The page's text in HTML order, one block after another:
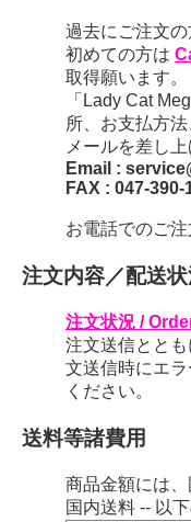
過去にご注文
初めての方は
取得願います。
「Lady Cat
所、お支払方
メールを差し
Email :
FAX : 047-390-
お電話でのご注
注文内容／配送
注文状況 /
注文送信とと
文送信時にエ
ください。
送料等諸費用
商品金額には
国内送料 -- 以